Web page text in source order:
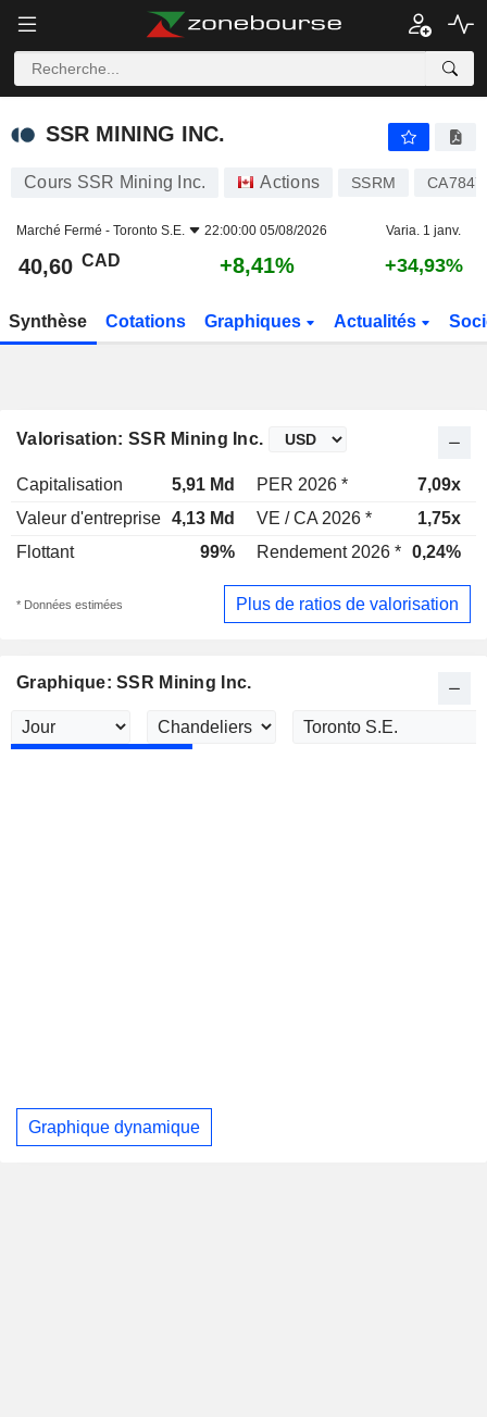
SSR MINING INC.
SSR MINING INC.
Cours SSR Mining Inc. Actions SSRM
Marché Fermé - Toronto S.E. 22:00:00 05/08/2026 Varia. 1 janv.
40,60 CAD +8,41% +34,93%
Synthèse Cotations Graphiques Actualités
Valorisation: SSR Mining Inc.
Capitalisation 5,91 Md PER 2026 * 7,09x
Valeur d'entreprise 4,13 Md VE / CA 2026 * 1,75x
Flottant
99% Rendement 2026 * 0,24%
* Données estimées Plus de ratios de valorisation
Graphique: SSR Mining Inc.
Graphique dynamique